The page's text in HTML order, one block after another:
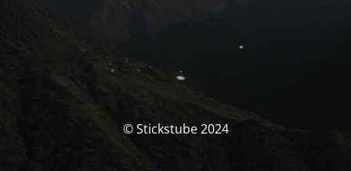
© Stickstube 2024